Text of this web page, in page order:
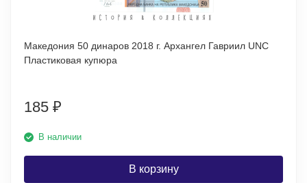
Македония 50 динаров 2018 г. Архангел Гавриил UNC
Пластиковая купюра
185 ₽
В наличии
В корзину